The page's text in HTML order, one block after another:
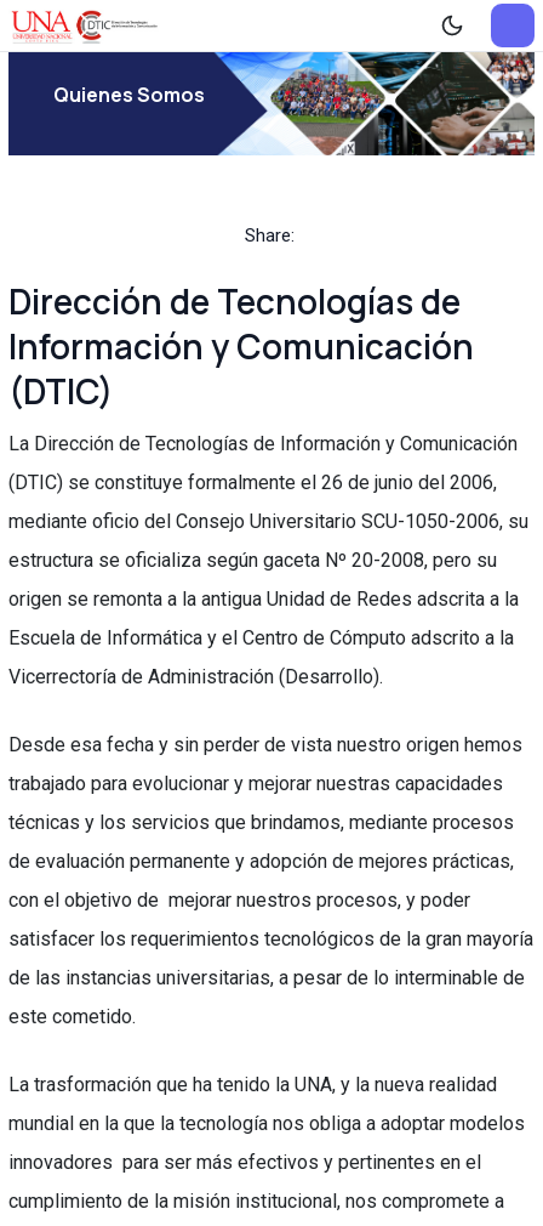
Quienes Somos
Share:
Dirección de Tecnologías de
Información y Comunicación
(DTIC)
La Dirección de Tecnologías de Información y Comunicación
(DTIC) se constituye formalmente el 26 de junio del 2006,
mediante oficio del Consejo Universitario SCU-1050-2006, su
estructura se oficializa según gaceta Nº 20-2008, pero su
origen se remonta a la antigua Unidad de Redes adscrita a la
Escuela de Informática y el Centro de Cómputo adscrito a la
Vicerrectoría de Administración (Desarrollo).
Desde esa fecha y sin perder de vista nuestro origen hemos
trabajado para evolucionar y mejorar nuestras capacidades
técnicas y los servicios que brindamos, mediante procesos
de evaluación permanente y adopción de mejores prácticas,
con el objetivo de mejorar nuestros procesos, y poder
satisfacer los requerimientos tecnológicos de la gran mayoría
de las instancias universitarias, a pesar de lo interminable de
este cometido.
La trasformación que ha tenido la UNA, y la nueva realidad
mundial en la que la tecnología nos obliga a adoptar modelos
innovadores para ser más efectivos y pertinentes en el
cumplimiento de la misión institucional, nos compromete a